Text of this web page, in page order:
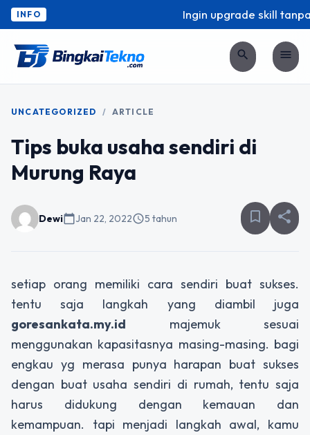
INFO Ingin upgrade skill
search menu
UNCATEGORIZED / ARTICLE
Tips buka usaha sendiri di
Murung Raya
Dewicalendar_todayJan 22, 2022schedule5 tahun bookmark_border share
setiap orang memiliki cara sendiri buat sukses.
tentu saja langkah yang diambil juga
goresankata.my.id majemuk sesuai
menggunakan kapasitasnya masing-masing. bagi
engkau yg merasa punya harapan buat sukses
dengan buat usaha sendiri di rumah, tentu saja
harus didukung dengan kemauan dan
kemampuan. tapi menjadi langkah awal, kamu